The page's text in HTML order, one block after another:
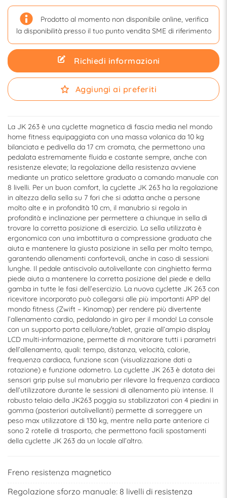
Prodotto al momento non disponibile online, verifica
la disponibilità presso il tuo punto vendita SME di riferimento
Richiedi informazioni
Aggiungi ai preferiti
La JK 263 è una cyclette magnetica di fascia media nel mondo
home fitness equipaggiata con una massa volanica da 10 kg
bilanciata e pedivella da 17 cm cromata, che permettono una
pedalata estremamente fluida e costante sempre, anche con
resistenze elevate; la regolazione della resistenza avviene
mediante un pratico selettore graduato a comando manuale con
8 livelli. Per un buon comfort, la cyclette JK 263 ha la regolazione
in altezza della sella su 7 fori che si adatta anche a persone
molto alte e in profondità 10 cm, il manubrio si regola in
profondità e inclinazione per permettere a chiunque in sella di
trovare la corretta posizione di esercizio. La sella utilizzata è
ergonomica con una imbottitura a compressione graduata che
aiuta e mantenere la giusta posizione in sella per molto tempo,
garantendo allenamenti confortevoli, anche in caso di sessioni
lunghe. Il pedale antiscivolo autolivellante con cinghietto ferma
piede aiuta a mantenere la corretta posizione del piede e della
gamba in tutte le fasi dell’esercizio. La nuova cyclette JK 263 con
ricevitore incorporato può collegarsi alle più importanti APP del
mondo fitness (Zwift – Kinomap) per rendere più divertente
l’allenamento cardio, pedalando in giro per il mondo! La console
con un supporto porta cellulare/tablet, grazie all’ampio display
LCD multi-informazione, permette di monitorare tutti i parametri
dell’allenamento, quali: tempo, distanza, velocità, calorie,
frequenza cardiaca, funzione scan (visualizzazione dati a
rotazione) e funzione odometro. La cyclette JK 263 è dotata dei
sensori grip pulse sul manubrio per rilevare la frequenza cardiaca
dell’utilizzatore durante le sessioni di allenamento più intense. Il
robusto telaio della JK263 poggia su stabilizzatori con 4 piedini in
gomma (posteriori autolivellanti) permette di sorreggere un
peso max utilizzatore di 130 kg, mentre nella parte anteriore ci
sono 2 rotelle di trasporto, che permettono facili spostamenti
della cyclette JK 263 da un locale all’altro.
Freno resistenza magnetico
Regolazione sforzo manuale: 8 livelli di resistenza